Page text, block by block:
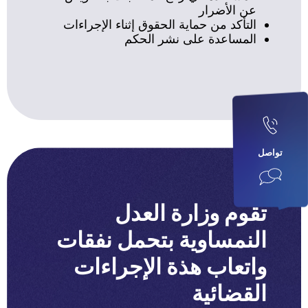
تواصل
عن الأضرار
التأكد من حماية الحقوق إثناء الإجراءات
المساعدة على نشر الحكم
تقوم وزارة العدل
النمساوية بتحمل نفقات
واتعاب هذة الإجراءات
القضائية